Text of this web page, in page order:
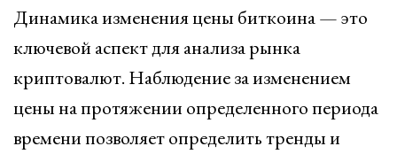
Динамика изменения цены биткоина — это
ключевой аспект для анализа рынка
криптовалют. Наблюдение за изменением
цены на протяжении определенного периода
времени позволяет определить тренды и